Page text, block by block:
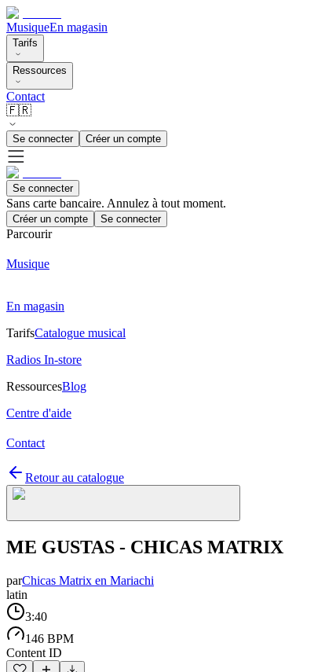
MusiqueEn magasin
Tarifs
Ressources
Contact
🇫🇷
Se connecter Créer un compte
Se connecter
Sans carte bancaire. Annulez à tout moment.
Créer un compte Se connecter
Parcourir
Musique
En magasin
TarifsCatalogue musical
Radios In-store
RessourcesBlog
Centre d'aide
Contact
Retour au catalogue
ME GUSTAS - CHICAS MATRIX
parChicas Matrix en Mariachi
latin
3:40
146 BPM
Content ID